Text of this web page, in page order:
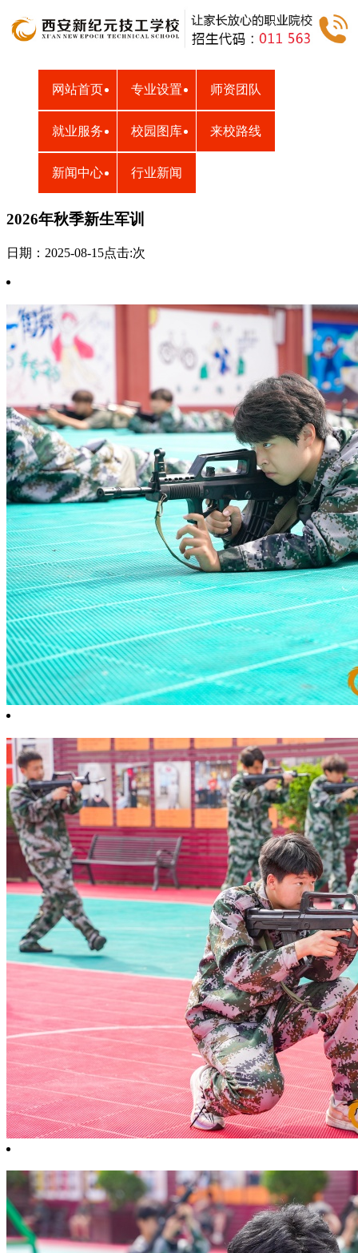
网站首页 专业设置 师资团队
就业服务 校园图库 来校路线
新闻中心 行业新闻
2026年秋季新生军训
日期：2025-08-15点击:次